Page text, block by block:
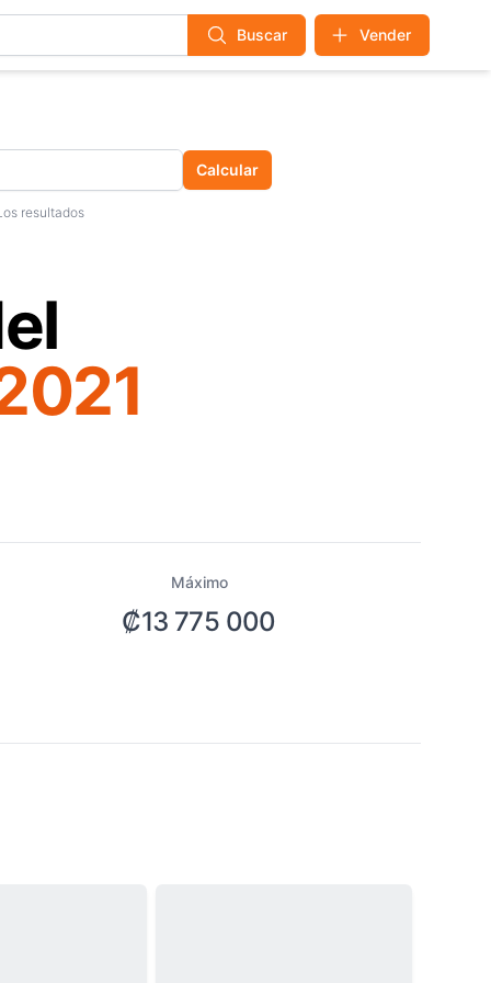
Buscar Vender
Calcular
resultados
Máximo
₡13 775 000